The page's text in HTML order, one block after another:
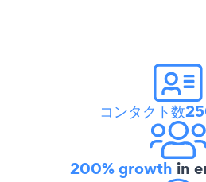
コンタクト数
200% growth in